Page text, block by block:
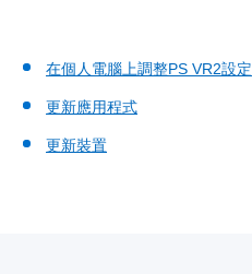
在個人電腦上調整PS VR2設定
更新應用程式
更新裝置